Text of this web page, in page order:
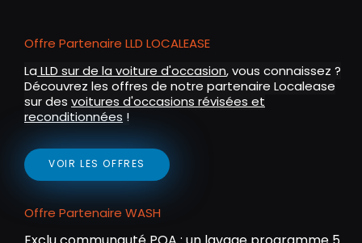
Offre Partenaire LLD LOCALEASE
La LLD sur de la voiture d'occasion, vous connaissez ?
Découvrez les offres de notre partenaire Localease
sur des voitures d'occasions révisées et
reconditionnées !
VOIR LES OFFRES
Offre Partenaire WASH